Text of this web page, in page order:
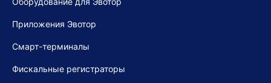
Приложения Эвотор
Смарт-терминалы
Фискальные регистраторы